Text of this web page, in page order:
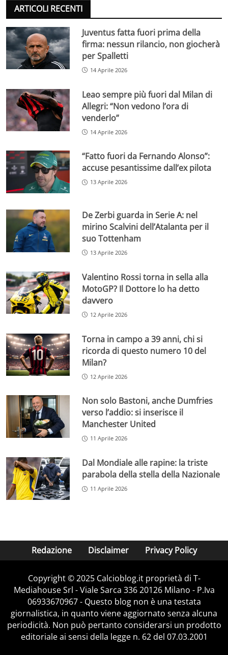
ARTICOLI RECENTI
Juventus fatta fuori prima della
firma: nessun rilancio, non giocherà
per Spalletti
14 Aprile 2026
Leao sempre più fuori dal Milan di
Allegri: “Non vedono l’ora di
venderlo”
14 Aprile 2026
“Fatto fuori da Fernando Alonso”:
accuse pesantissime dall’ex pilota
13 Aprile 2026
De Zerbi guarda in Serie A: nel
mirino Scalvini dell’Atalanta per il
suo Tottenham
13 Aprile 2026
Valentino Rossi torna in sella alla
MotoGP? Il Dottore lo ha detto
davvero
12 Aprile 2026
Torna in campo a 39 anni, chi si
ricorda di questo numero 10 del
Milan?
12 Aprile 2026
Non solo Bastoni, anche Dumfries
verso l’addio: si inserisce il
Manchester United
11 Aprile 2026
Dal Mondiale alle rapine: la triste
parabola della stella della Nazionale
11 Aprile 2026
Redazione Disclaimer Privacy Policy
Copyright © 2025 Calcioblog.it proprietà di T-
Mediahouse Srl - Viale Sarca 336 20126 Milano - P.Iva
06933670967 - Questo blog non è una testata
giornalistica, in quanto viene aggiornato senza alcuna
periodicità. Non può pertanto considerarsi un prodotto
editoriale ai sensi della legge n. 62 del 07.03.2001